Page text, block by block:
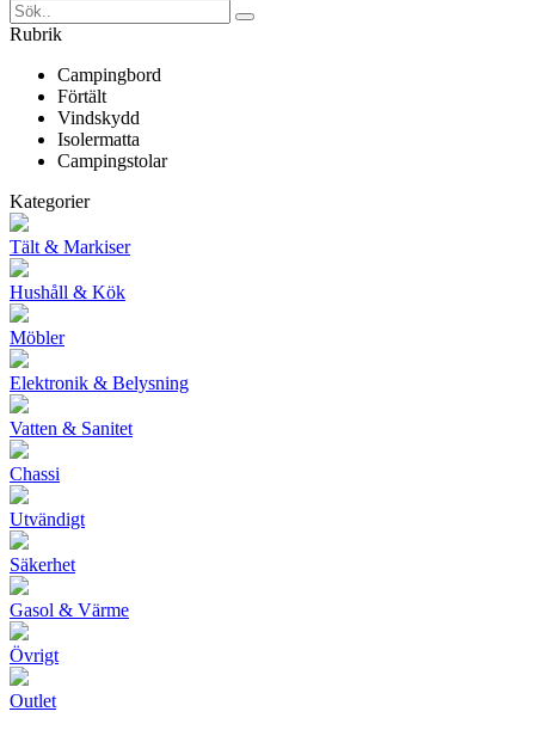
Rubrik
Campingbord
Förtält
Vindskydd
Isolermatta
Campingstolar
Kategorier
Tält & Markiser
Hushåll & Kök
Möbler
Elektronik & Belysning
Vatten & Sanitet
Chassi
Utvändigt
Säkerhet
Gasol & Värme
Övrigt
Outlet